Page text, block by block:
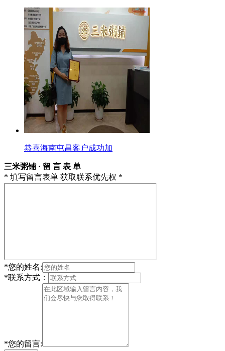
恭喜海南屯昌客户成功加
三米粥铺 · 留 言 表 单
* 填写留言表单 获取联系优先权 *
*您的姓名:
*联系方式：
*您的留言: